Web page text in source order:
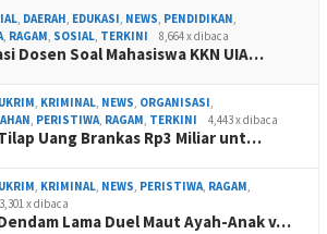
, DAERAH, EDUKASI, NEWS, PENDIDIKAN,
, RAGAM, SOSIAL, TERKINI 8,664 x dibaca
Dosen Soal Mahasiswa KKN UIA…
, KRIMINAL, NEWS, ORGANISASI,
, PERISTIWA, RAGAM, TERKINI 4,443 x dibaca
Uang Brankas Rp3 Miliar unt…
, KRIMINAL, NEWS, PERISTIWA, RAGAM,
3,301 x dibaca
Lama Duel Maut Ayah-Anak v…